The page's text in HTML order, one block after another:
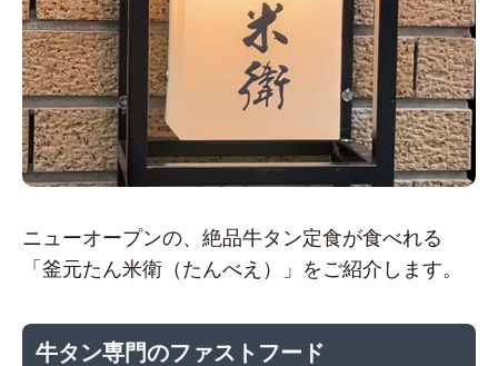
ニューオープンの、絶品牛タン定食が食べれる
「釜元たん米衛（たんべえ）」をご紹介します。
牛タン専門のファストフード